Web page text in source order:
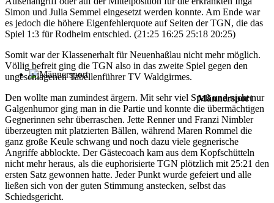
Männersport
Simon und Julia Semmel eingesetzt werden konnte. Am Ende war
es jedoch die höhere Eigenfehlerquote auf Seiten der TGN, die das
Spiel 1:3 für Rodheim entschied. (21:25 16:25 25:18 20:25)
Somit war der Klassenerhalt für Neuenhaßlau nicht mehr möglich.
Völlig befreit ging die TGN also in das zweite Spiel gegen den
ungeschlagenen Tabellenführer TV Waldgirmes.
Den wollte man zumindest ärgern. Mit sehr viel Spaß und nicht nur
Galgenhumor ging man in die Partie und konnte die übermächtigen
Gegnerinnen sehr überraschen. Jette Renner und Franzi Nimbler
überzeugten mit platzierten Bällen, während Maren Rommel die
ganz große Keule schwang und noch dazu viele gegnerische
Angriffe abblockte. Der Gästecoach kam aus dem Kopfschütteln
nicht mehr heraus, als die euphorisierte TGN plötzlich mit 25:21 den
ersten Satz gewonnen hatte. Jeder Punkt wurde gefeiert und alle
ließen sich von der guten Stimmung anstecken, selbst das
Schiedsgericht.